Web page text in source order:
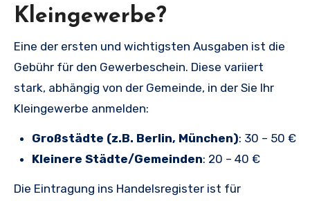
Kleingewerbe?
Eine der ersten und wichtigsten Ausgaben ist die
Gebühr für den Gewerbeschein. Diese variiert
stark, abhängig von der Gemeinde, in der Sie Ihr
Kleingewerbe anmelden:
Großstädte (z.B. Berlin, München): 30 – 50 €
Kleinere Städte/Gemeinden: 20 – 40 €
Die Eintragung ins Handelsregister ist für